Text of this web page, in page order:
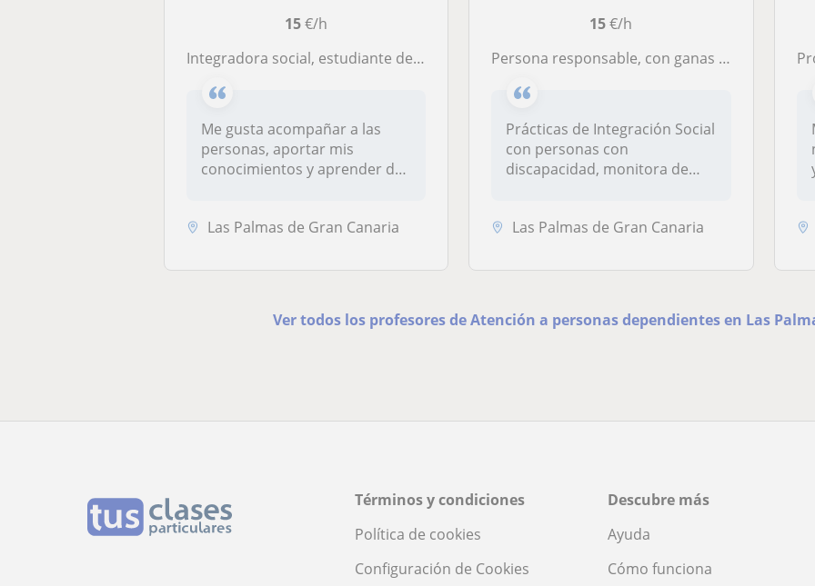
15€/h
Integradora social, estudiante de psicología, responsable y con ganas de aprender
Me gusta acompañar a las
personas, aportar mis
conocimientos y aprender de
Las Palmas de Gran Canaria
15€/h
Persona responsable, con ganas de aprender y enseñar. Soy integradora Social y he trabajado con personas con discapacidad
Prácticas de Integración Social
con personas con
discapacidad, monitora de
Las Palmas de Gran Canaria
Ver todos los profesores de Atención a personas dependientes en Las
Términos y condiciones
Política de cookies
Configuración de Cookies
Descubre más
Ayuda
Cómo funciona